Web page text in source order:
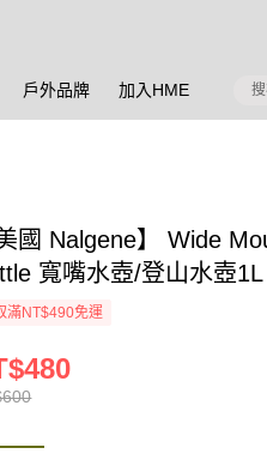
戶外品牌 加入HME
美國 Nalgene】 Wide
寬嘴水壺/登山水壺
滿NT$490免運